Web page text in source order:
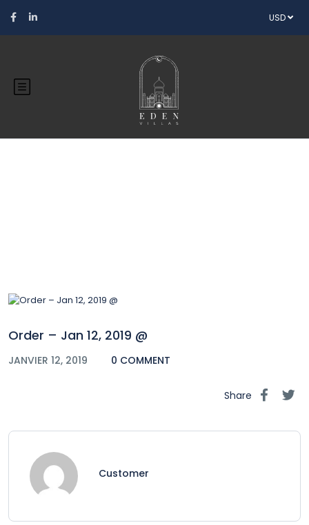
USD
Order – Jan 12, 2019 @
JANVIER 12, 2019 0 COMMENT
Share
Customer